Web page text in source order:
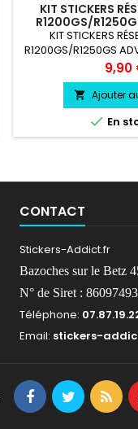
KIT STICKERS
R1200GS/
KIT STICKERS
R1200GS/R1250GS
laisser un message
couleur lors de la
AU CHOIX vinyle
résistant résiste a
chaleur,
Prix
9,90
 Ajouter
 En
CONTACT
Stickers-Addict.fr
Bazoches sur le Betz
N° de Siret :
Téléphone:
Email: stickers-